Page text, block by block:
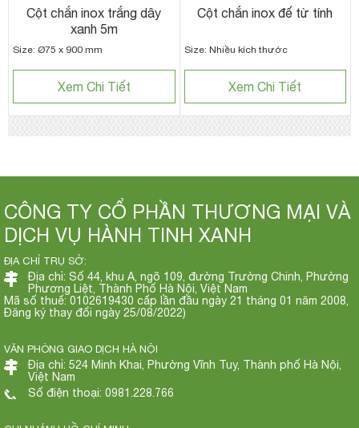
Cột chắn inox trắng dây
xanh 5m
Size: Ø75 x 900 mm
Xem Chi Tiết
Cột chắn inox đế từ tính
Size: Nhiều kích thước
Xem Chi Tiết
CÔNG TY CỔ PHẦN THƯƠNG MẠI VÀ
DỊCH VỤ HÀNH TINH XANH
ĐỊA CHỈ TRỤ SỞ:
Địa chỉ: Số 44, khu A, ngõ 109, đường Trường Chinh, Phường
Phương Liệt, Thành Phố Hà Nội, Việt Nam
Mã số thuế: 0102619430 cấp lần đầu ngày 21 tháng 01 năm 2008,
Đăng ký thay đổi ngày 25/08/2022)
VĂN PHÒNG GIAO DỊCH HÀ NỘI
Địa chỉ: 524 Minh Khai, Phường Vĩnh Tuy, Thành phố Hà Nội,
Việt Nam
Số điện thoại: 0981.228.766